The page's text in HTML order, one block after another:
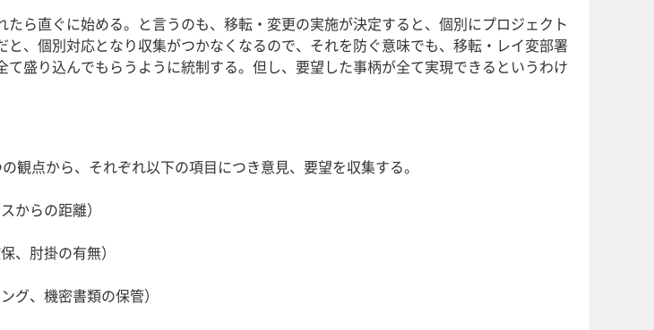
ら直ぐに始める。と言うのも、移転・変更の実施が決定すると、個別にプロジェクト
、個別対応となり収集がつかなくなるので、それを防ぐ意味でも、移転・レイ変部署
盛り込んでもらうように統制する。但し、要望した事柄が全て実現できるというわけ
観点から、それぞれ以下の項目につき意見、要望を収集する。
からの距離）
、肘掛の有無）
グ、機密書類の保管）